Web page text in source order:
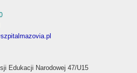
Edukacji Narodowej 47/U15